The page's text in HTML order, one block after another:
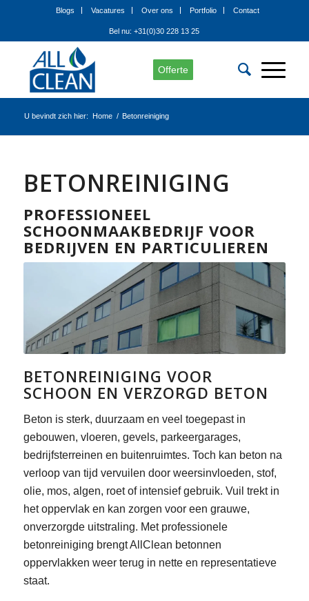
Blogs Vacatures Over ons Portfolio Contact
Bel nu: +31(0)30 228 13 25
Offerte
U bevindt zich hier: Home / Betonreiniging
BETONREINIGING
PROFESSIONEEL
SCHOONMAAKBEDRIJF VOOR
BEDRIJVEN EN PARTICULIEREN
BETONREINIGING VOOR
SCHOON EN VERZORGD BETON
Beton is sterk, duurzaam en veel toegepast in
gebouwen, vloeren, gevels, parkeergarages,
bedrijfsterreinen en buitenruimtes. Toch kan beton na
verloop van tijd vervuilen door weersinvloeden, stof,
olie, mos, algen, roet of intensief gebruik. Vuil trekt in
het oppervlak en kan zorgen voor een grauwe,
onverzorgde uitstraling. Met professionele
betonreiniging brengt AllClean betonnen
oppervlakken weer terug in nette en representatieve
staat.